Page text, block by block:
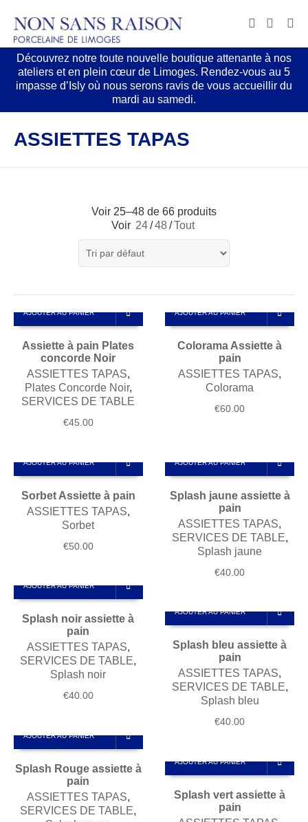
Découvrez notre toute nouvelle boutique attenante à nos
ateliers et en plein cœur de Limoges. Rendez-vous au 5
impasse d’Isly où nous serons ravis de vous accueillir du
mardi au samedi.
ASSIETTES TAPAS
Voir 25–48 de 66 produits
Voir 24/48/Tout
AJOUTER AU PANIER
Assiette à pain Plates
concorde Noir
ASSIETTES TAPAS,
Plates Concorde Noir,
SERVICES DE TABLE
€45.00
AJOUTER AU PANIER
Colorama Assiette à
pain
ASSIETTES TAPAS,
Colorama
€60.00
AJOUTER AU PANIER
Sorbet Assiette à pain
ASSIETTES TAPAS,
Sorbet
€50.00
AJOUTER AU PANIER
Splash jaune assiette à
pain
ASSIETTES TAPAS,
SERVICES DE TABLE,
Splash jaune
€40.00
AJOUTER AU PANIER
Splash noir assiette à
pain
ASSIETTES TAPAS,
SERVICES DE TABLE,
Splash noir
€40.00
AJOUTER AU PANIER
Splash bleu assiette à
pain
ASSIETTES TAPAS,
SERVICES DE TABLE,
Splash bleu
€40.00
AJOUTER AU PANIER
Splash Rouge assiette à
pain
ASSIETTES TAPAS,
SERVICES DE TABLE,
AJOUTER AU PANIER
Splash vert assiette à
pain